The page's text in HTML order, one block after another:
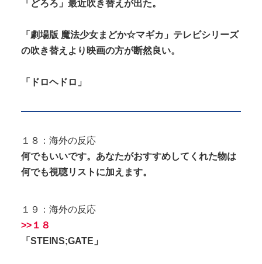
「どろろ」最近吹き替えが出た。
「劇場版 魔法少女まどか☆マギカ」テレビシリーズ
の吹き替えより映画の方が断然良い。
「ドロヘドロ」
１８：海外の反応
何でもいいです。あなたがおすすめしてくれた物は
何でも視聴リストに加えます。
１９：海外の反応
>>１８
「STEINS;GATE」